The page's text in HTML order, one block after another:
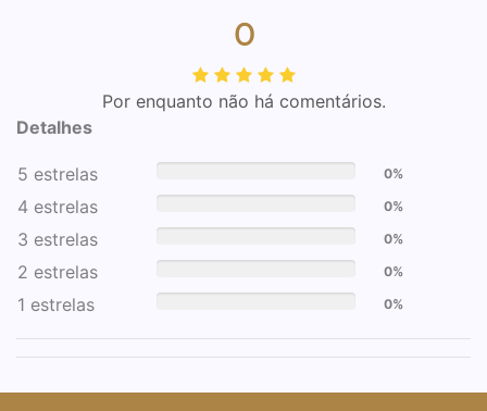
0
Por enquanto não há comentários.
Detalhes
5 estrelas 0%
4 estrelas 0%
3 estrelas 0%
2 estrelas 0%
1 estrelas 0%